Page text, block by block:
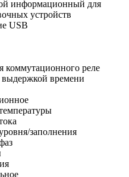
информационный для
устройств
USB
коммутационного реле
выдержкой времени
заполнения